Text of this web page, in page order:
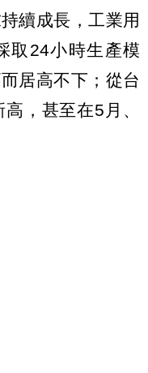
續成長，工業用
取24小時生產模
居高不下；從台
，甚至在5月、